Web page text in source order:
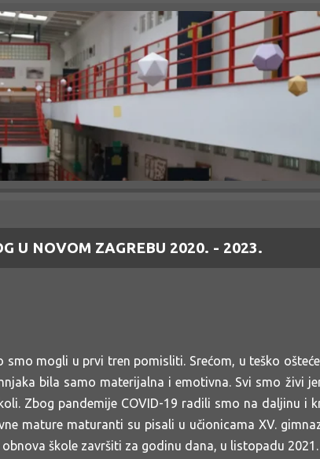
U NOVOM ZAGREBU 2020. - 2023.
mogli u prvi tren pomisliti. Srećom, u teško
bila samo materijalna i emotivna. Svi smo živi
Zbog pandemije COVID-19 radili smo na daljinu i
mature maturanti su pisali u učionicama XV.
škole završiti za godinu dana, u listopadu